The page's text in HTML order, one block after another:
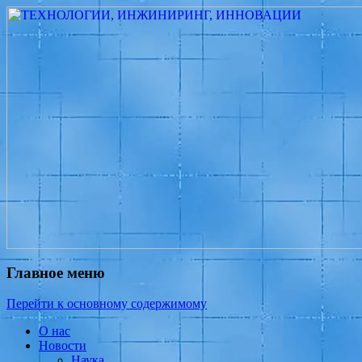
ТЕХНОЛОГИИ,
Измеритель диаметра, измеритель
испытатель ЗАСИ, проектирование,
разработка электроники
Главное меню
Перейти к основному содержимому
О нас
Новости